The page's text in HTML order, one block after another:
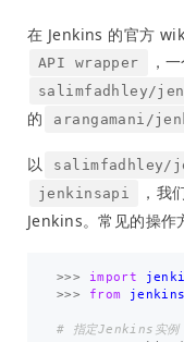
在 Jenkins 的官方
API wrapper ，
salimfadhley/
的
arangamani/
以 salimfadhley/
jenkinsapi
，我
Jenkins。常见的操作
>>> import
>>>
from
# 指定Jenkins实例